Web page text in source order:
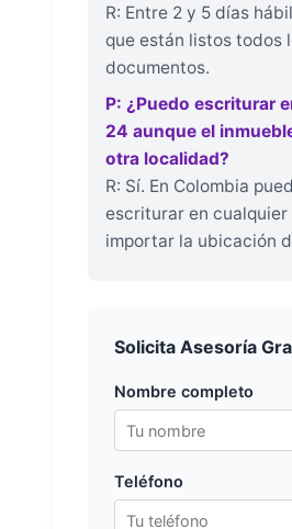
R: Entre 2 y 5 días
que están listos todos
documentos.
P: ¿Puedo escriturar
24 aunque el
otra localidad?
R: Sí. En Colombia
escriturar en cualquier
importar la ubicación
Solicita Asesoría
Nombre completo
Teléfono